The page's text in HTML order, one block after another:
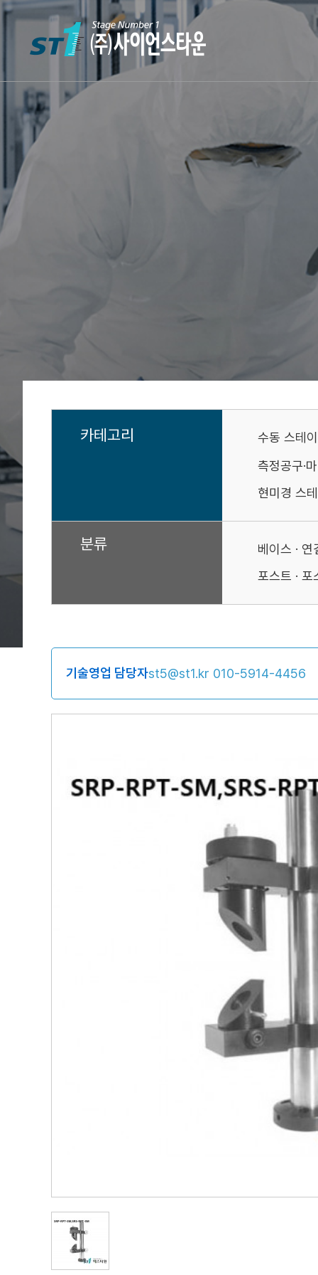
카테고리
수동 스테
측정공구·
현미경 스
분류
베이스 ·
포스트 · 포
기술영업 담당자st5@st1.kr 010-5914-4456